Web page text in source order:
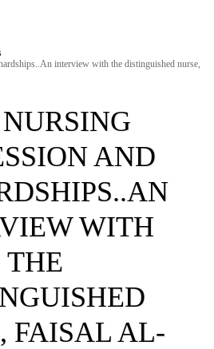
interview with the distinguished nurse,
AND
WITH
THE
FAISAL AL-